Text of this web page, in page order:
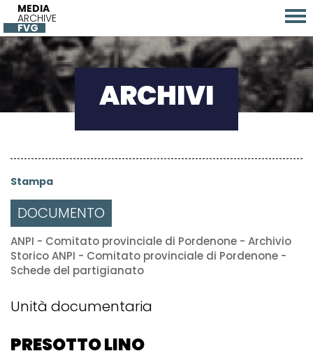
MEDIA
ARCHIVE
FVG
ARCHIVI
Stampa
DOCUMENTO
ANPI - Comitato provinciale di Pordenone - Archivio
Storico ANPI - Comitato provinciale di Pordenone -
Schede del partigianato
Unità documentaria
PRESOTTO LINO